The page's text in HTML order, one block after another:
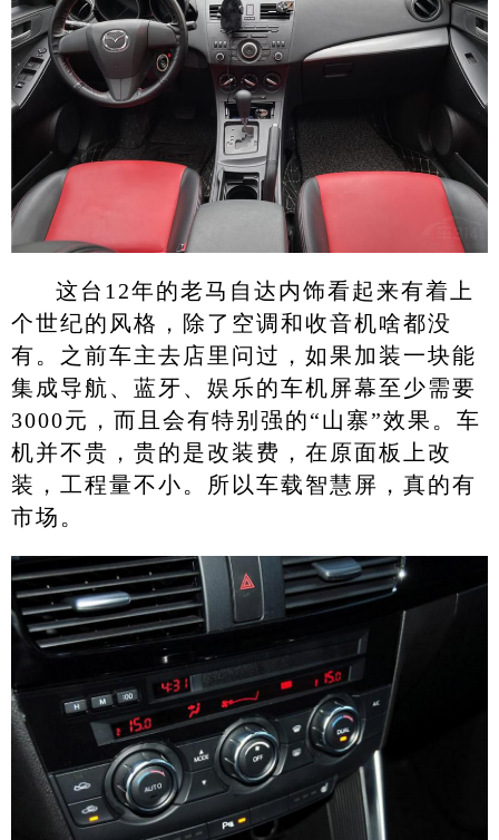
这台12年的老马自达内饰看起来有着上
个世纪的风格，除了空调和收音机啥都没
有。之前车主去店里问过，如果加装一块能
集成导航、蓝牙、娱乐的车机屏幕至少需要
3000元，而且会有特别强的“山寨”效果。车
机并不贵，贵的是改装费，在原面板上改
装，工程量不小。所以车载智慧屏，真的有
市场。